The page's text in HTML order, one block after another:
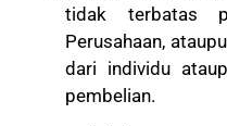
tidak terbatas
Perusahaan,
dari individu
pembelian.